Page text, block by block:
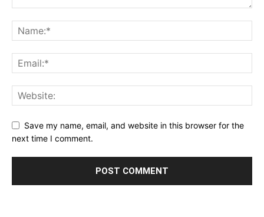
Save my name, email, and website in this browser for the
next time I comment.